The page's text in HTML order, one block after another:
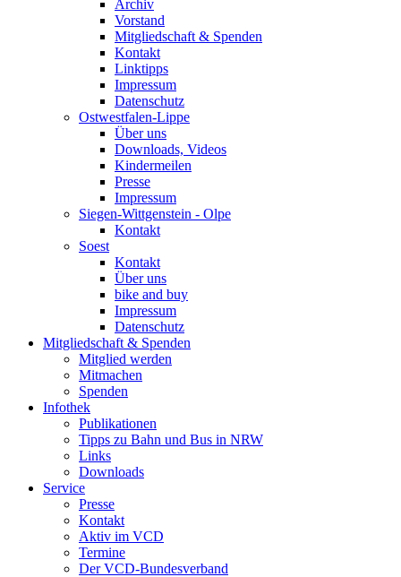
Archiv
Vorstand
Mitgliedschaft & Spenden
Kontakt
Linktipps
Impressum
Datenschutz
Ostwestfalen-Lippe
Über uns
Downloads, Videos
Kindermeilen
Presse
Impressum
Siegen-Wittgenstein - Olpe
Kontakt
Soest
Kontakt
Über uns
bike and buy
Impressum
Datenschutz
Mitgliedschaft & Spenden
Mitglied werden
Mitmachen
Spenden
Infothek
Publikationen
Tipps zu Bahn und Bus in NRW
Links
Downloads
Service
Presse
Kontakt
Aktiv im VCD
Termine
Der VCD-Bundesverband